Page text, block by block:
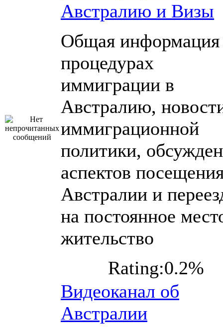
Австралию и Визы
Общая информация
процедурах
иммиграции в
Австралию,
иммиграционной
политики,
аспектов
Австралии и
на постоянное
жительство
Rating:0.2%
Видеоканал об
Австралии